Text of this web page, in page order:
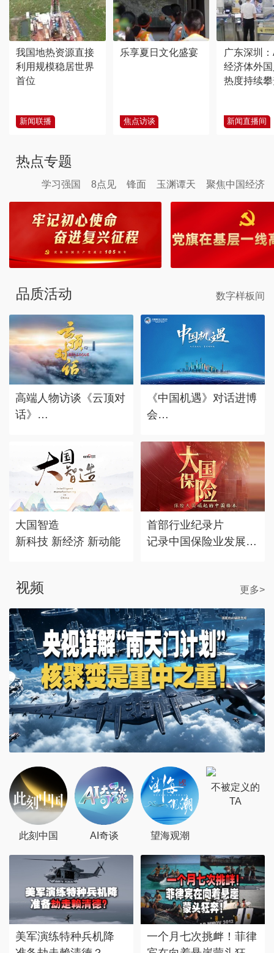
我国地热资源直接
利用规模稳居世界
首位
新闻联播
乐享夏日文化盛宴
焦点访谈
广东深圳
经济体外
热度持续
新闻直播间
热点专题
学习强国 8点见 锋面 玉渊谭天 聚焦中国经济
品质活动 数字样板间
高端人物访谈《云顶对
话》
《中国机遇》对话进博
会
遇。
大国智造
新科技 新经济 新动能
首部行业纪录片
记录中国保险业发展历
视频 更多>
此刻中国 AI奇谈 望海观潮
不被定义的
TA
美军演练特种兵机降
一个月七次挑衅！菲律